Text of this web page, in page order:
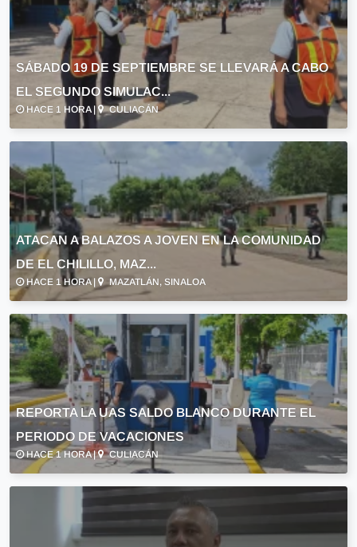
SÁBADO 19 DE SEPTIEMBRE SE LLEVARÁ A CABO
EL SEGUNDO SIMULAC...
HACE 1 HORA | CULIACÁN
ATACAN A BALAZOS A JOVEN EN LA COMUNIDAD
DE EL CHILILLO, MAZ...
HACE 1 HORA | MAZATLÁN, SINALOA
REPORTA LA UAS SALDO BLANCO DURANTE EL
PERIODO DE VACACIONES
HACE 1 HORA | CULIACÁN